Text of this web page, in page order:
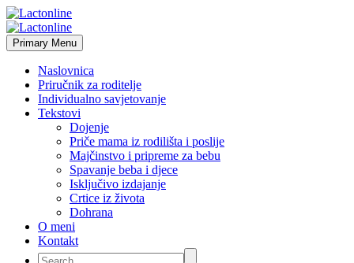
Primary Menu
Naslovnica
Priručnik za roditelje
Individualno savjetovanje
Tekstovi
Dojenje
Priče mama iz rodilišta i poslije
Majčinstvo i pripreme za bebu
Spavanje beba i djece
Isključivo izdajanje
Crtice iz života
Dohrana
O meni
Kontakt